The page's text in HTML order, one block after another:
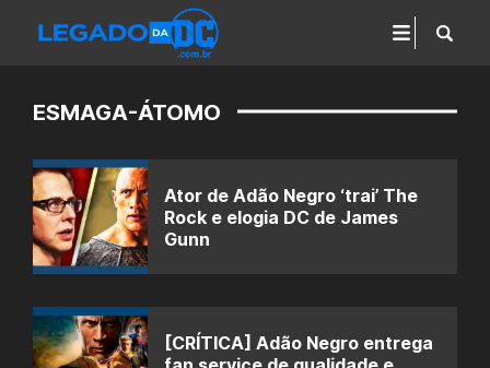
ESMAGA-ÁTOMO
Ator de Adão Negro ‘trai’ The
Rock e elogia DC de James
Gunn
[CRÍTICA] Adão Negro entrega